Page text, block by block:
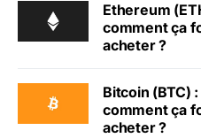
Ethereum
comment ça
acheter ?
Bitcoin (BTC)
comment ça
acheter ?